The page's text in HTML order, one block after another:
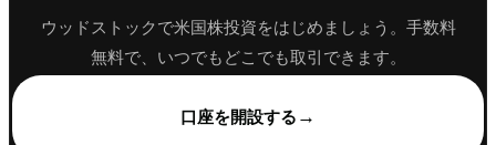
ウッドストックで米国株投資をはじめましょう。手数料
無料で、いつでもどこでも取引できます。
口座を開設する →